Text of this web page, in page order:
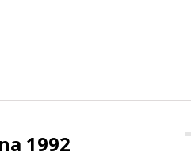
1992